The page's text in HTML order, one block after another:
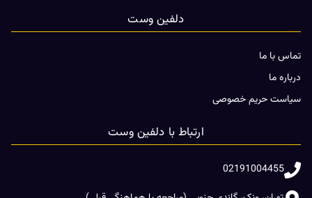
دلفین وست
تماس با ما
درباره ما
سیاست حریم خصوصی
ارتباط با دلفین وست
02191004455